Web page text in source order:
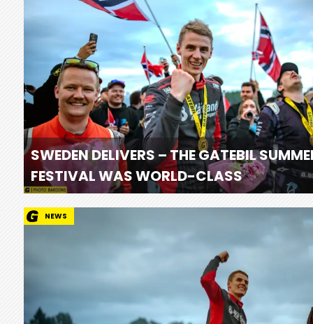
SWEDEN DELIVERS – THE GATEBIL
FESTIVAL WAS WORLD-CLASS
NEWS